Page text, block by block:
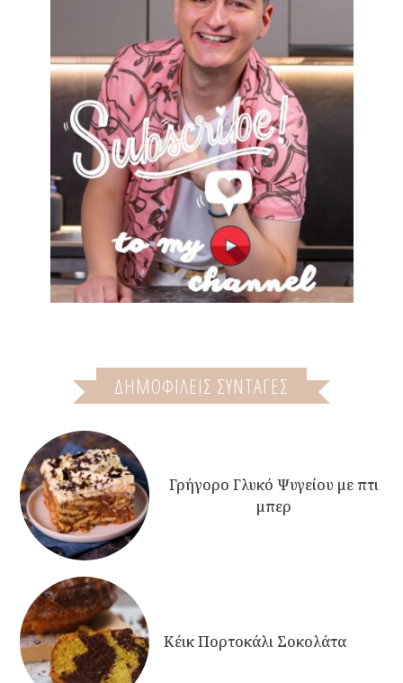
ΔΗΜΟΦΙΛΕΙΣ ΣΥΝΤΑΓΕΣ
Γρήγορο Γλυκό Ψυγείου με πτι
μπερ
Κέικ Πορτοκάλι Σοκολάτα